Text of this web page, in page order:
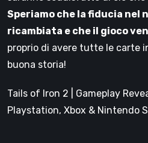
Speriamo che la fiducia nel
ricambiata e che il gioco
proprio di avere tutte le carte
buona storia!
Tails of Iron 2 | Gameplay
Playstation, Xbox & Nintendo